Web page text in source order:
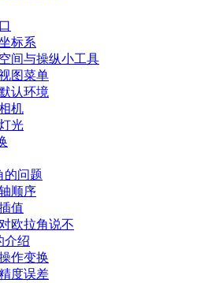
标系
空间与操纵小工具
图菜单
认环境
机
光
的问题
顺序
值
对欧拉角说不
介绍
作变换
度误差